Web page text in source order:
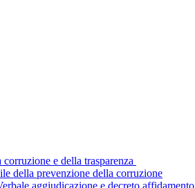
e della trasparenza
della prevenzione della corruzione